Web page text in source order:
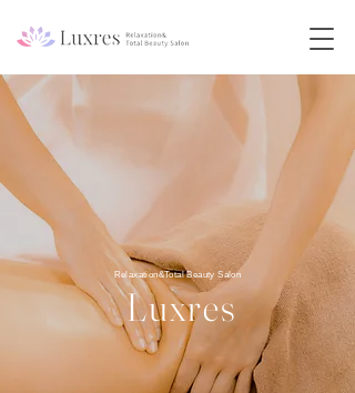
Relaxation&Total Beauty Salon
Luxres